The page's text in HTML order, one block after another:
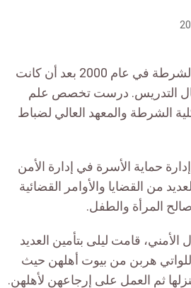
التحقت الضابطة ليلى بالشرطة في عام 2000 بعد أن كانت
التدريس. درست تخصص علم
الشرطة والمعهد العالي لضباط
حماية الأسرة في إدارة الأمن
من القضايا والأوامر القضائية
المرأة والطفل.
قامت ليلى بتأمين العديد
هربن من بيوت أهلهن حيث
ثم العمل على إرجاعهن لأهلهن.